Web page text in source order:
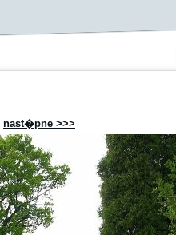
nast�pne >>>